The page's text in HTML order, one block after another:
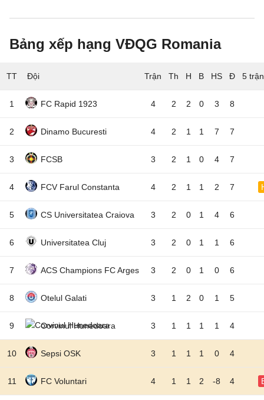
Bảng xếp hạng VĐQG Romania
TT Đội 5
1 FC Rapid 1923 4 2 2 0 3 8
2 Dinamo Bucuresti 4 2 1 1 7 7
3 FCSB 3 2 1 0 4 7
4 FCV Farul Constanta 4 2 1 1 2 7
5 CS Universitatea Craiova 3 2 0 1 4 6
6 Universitatea Cluj 3 2 0 1 1 6
7 ACS Champions FC Arges 3 2 0 1 0 6
8 Otelul Galati 3 1 2 0 1 5
9 Corvinul Hunedoara 3 1 1 1 1 4
10 Sepsi OSK 3 1 1 1 0 4
11 FC Voluntari 4 1 1 2 -8 4